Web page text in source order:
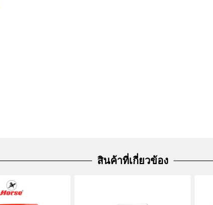
สินค้าที่เกี่ยวข้อง